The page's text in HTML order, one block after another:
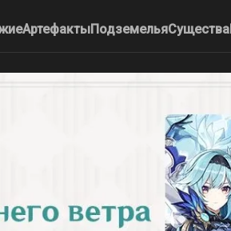
АртефактыПодземельяСущества